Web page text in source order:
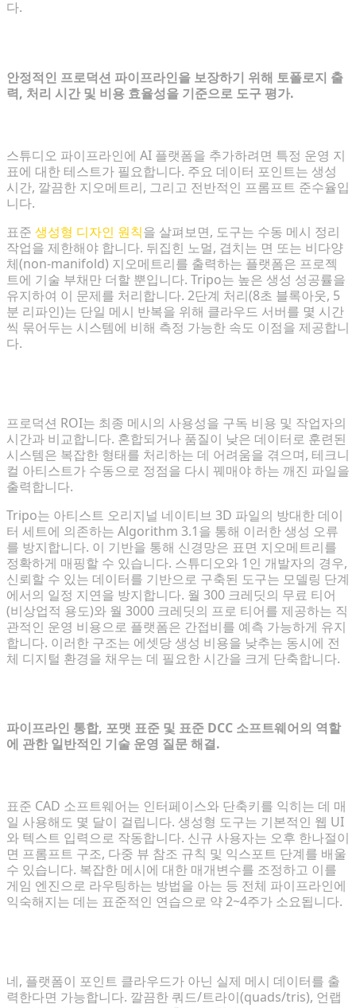
다.
안정적인 프로덕션 파이프라인을 보장하기 위해 토폴로지 출
력, 처리 시간 및 비용 효율성을 기준으로 도구 평가.
스튜디오 파이프라인에 AI 플랫폼을 추가하려면 특정 운영 지
표에 대한 테스트가 필요합니다. 주요 데이터 포인트는 생성
시간, 깔끔한 지오메트리, 그리고 전반적인 프롬프트 준수율입
니다.
표준 생성형 디자인 원칙을 살펴보면, 도구는 수동 메시 정리
작업을 제한해야 합니다. 뒤집힌 노멀, 겹치는 면 또는 비다양
체(non-manifold) 지오메트리를 출력하는 플랫폼은 프로젝
트에 기술 부채만 더할 뿐입니다. Tripo는 높은 생성 성공률을
유지하여 이 문제를 처리합니다. 2단계 처리(8초 블록아웃, 5
분 리파인)는 단일 메시 반복을 위해 클라우드 서버를 몇 시간
씩 묶어두는 시스템에 비해 측정 가능한 속도 이점을 제공합니
다.
프로덕션 ROI는 최종 메시의 사용성을 구독 비용 및 작업자의
시간과 비교합니다. 혼합되거나 품질이 낮은 데이터로 훈련된
시스템은 복잡한 형태를 처리하는 데 어려움을 겪으며, 테크니
컬 아티스트가 수동으로 정점을 다시 꿰매야 하는 깨진 파일을
출력합니다.
Tripo는 아티스트 오리지널 네이티브 3D 파일의 방대한 데이
터 세트에 의존하는 Algorithm 3.1을 통해 이러한 생성 오류
를 방지합니다. 이 기반을 통해 신경망은 표면 지오메트리를
정확하게 매핑할 수 있습니다. 스튜디오와 1인 개발자의 경우,
신뢰할 수 있는 데이터를 기반으로 구축된 도구는 모델링 단계
에서의 일정 지연을 방지합니다. 월 300 크레딧의 무료 티어
(비상업적 용도)와 월 3000 크레딧의 프로 티어를 제공하는 직
관적인 운영 비용으로 플랫폼은 간접비를 예측 가능하게 유지
합니다. 이러한 구조는 에셋당 생성 비용을 낮추는 동시에 전
체 디지털 환경을 채우는 데 필요한 시간을 크게 단축합니다.
파이프라인 통합, 포맷 표준 및 표준 DCC 소프트웨어의 역할
에 관한 일반적인 기술 운영 질문 해결.
표준 CAD 소프트웨어는 인터페이스와 단축키를 익히는 데 매
일 사용해도 몇 달이 걸립니다. 생성형 도구는 기본적인 웹 UI
와 텍스트 입력으로 작동합니다. 신규 사용자는 오후 한나절이
면 프롬프트 구조, 다중 뷰 참조 규칙 및 익스포트 단계를 배울
수 있습니다. 복잡한 메시에 대한 매개변수를 조정하고 이를
게임 엔진으로 라우팅하는 방법을 아는 등 전체 파이프라인에
익숙해지는 데는 표준적인 연습으로 약 2~4주가 소요됩니다.
네, 플랫폼이 포인트 클라우드가 아닌 실제 메시 데이터를 출
력한다면 가능합니다. 깔끔한 쿼드/트라이(quads/tris), 언랩